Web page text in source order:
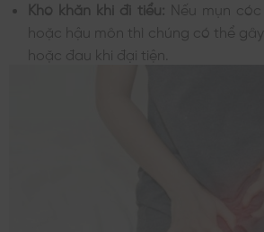
Khó khăn khi đi tiểu: Nếu mụn
hoặc hậu môn thì chúng có thể
hoặc đau khi đại tiện.